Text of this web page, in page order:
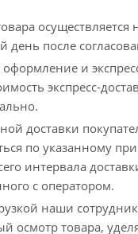
осуществляется
день после
и
экспресс-
доставки
по указанному
интервала
с оператором.
наши
осмотр товара,